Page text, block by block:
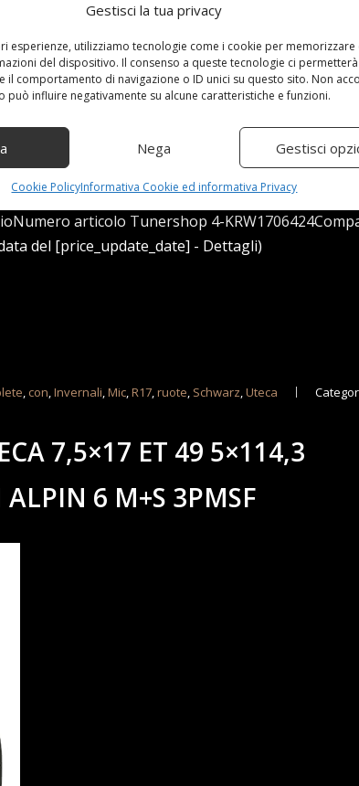
Gestisci la tua privacy
esperienze, utilizziamo tecnologie come i cookie per memorizzare
del dispositivo. Il consenso a queste tecnologie ci
il comportamento di navigazione o ID unici su questo sito. Non
può influire negativamente su alcune caratteristiche e funzioni.
Nega Gestisci
Cookie PolicyInformativa Cookie ed informativa Privacy
invernali MIC 225/55 R17 101V Alpin 6 XL
articolo Tunershop 4-
del [price_update_date] - Dettagli)
con ,Invernali ,Mic ,R17 ,ruote Schwarz ,Uteca
7,5×17 ET 49 5×114,3
6 M+S 3PMSF